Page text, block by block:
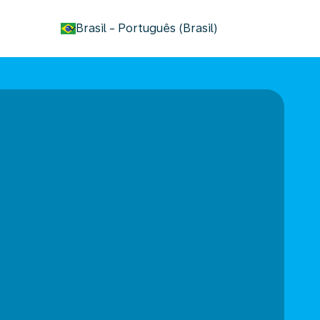
Brasil - Português (Brasil)
keyboard_arrow_down